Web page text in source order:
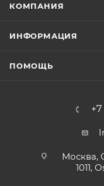
КОМПАНИЯ
ИНФОРМАЦИЯ
ПОМОЩЬ
Москва,
1011,